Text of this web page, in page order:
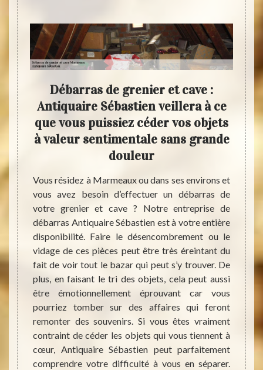
de
à
pas
ces
est
mise
il
Débarras de grenier et cave :
Antiquaire Sébastien veillera à ce
que vous puissiez céder vos objets
à valeur sentimentale sans grande
douleur
Vous résidez à Marmeaux ou dans ses environs et
vous avez besoin d’effectuer un débarras de
votre grenier et cave ? Notre entreprise de
débarras Antiquaire Sébastien est à votre entière
disponibilité. Faire le désencombrement ou le
vidage de ces pièces peut être très éreintant du
fait de voir tout le bazar qui peut s’y trouver. De
plus, en faisant le tri des objets, cela peut aussi
être émotionnellement éprouvant car vous
pourriez tomber sur des affaires qui feront
remonter des souvenirs. Si vous êtes vraiment
contraint de céder les objets qui vous tiennent à
cœur, Antiquaire Sébastien peut parfaitement
comprendre votre difficulté à vous en séparer.
une
des
une
et